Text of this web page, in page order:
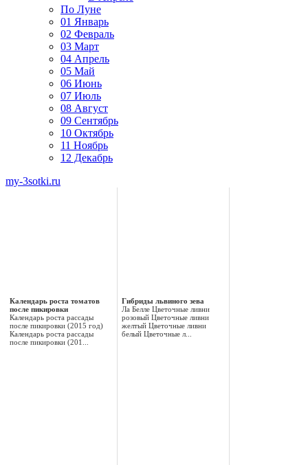
По Луне
01 Январь
02 Февраль
03 Март
04 Апрель
05 Май
06 Июнь
07 Июль
08 Август
09 Сентябрь
10 Октябрь
11 Ноябрь
12 Декабрь
my-3sotki.ru
Календарь роста томатов
после пикировки
Календарь роста рассады
после пикировки (2015 год)
Календарь роста рассады
после пикировки (201...
Гибриды львиного зева
Ла Белле Цветочные ливни
розовый Цветочные ливни
желтый Цветочные ливни
белый Цветочные л...